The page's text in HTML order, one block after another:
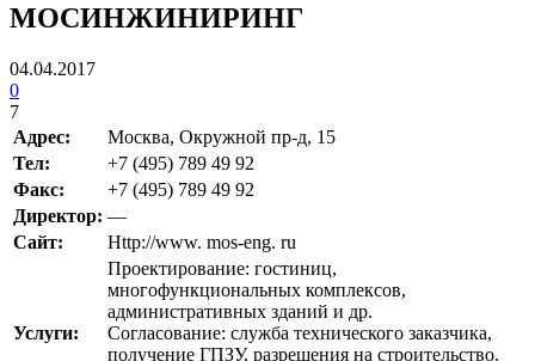
МОСИНЖИНИРИНГ
04.04.2017
0
7
Адрес:
Москва, Окружной пр-д, 15
Teл:
+7 (495) 789 49 92
Факс:
+7 (495) 789 49 92
Директор: —
Сайт:
Http://www. mos-eng. ru
Услуги:
Проектирование: гостиниц,
многофункциональных комплексов,
административных зданий и др.
Согласование: служба технического заказчика,
получение ГПЗУ, разрешения на строительство.